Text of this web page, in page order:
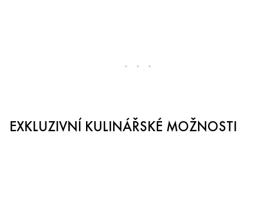
EXKLUZIVNÍ KULINÁŘSKÉ MOŽNOSTI